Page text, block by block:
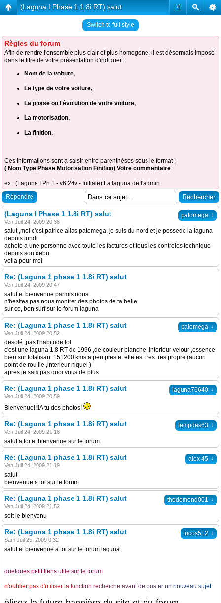
#
(Laguna I Phase 1 1.8i RT) salut
Switch to full style
Règles du forum
Afin de rendre l'ensemble plus clair et plus homogène, il est désormais imposé
dans le titre de votre présentation d'indiquer:
Nom de la voiture,
Le type de votre voiture,
La phase ou l'évolution de votre voiture,
La motorisation,
La finition.
Ces informations sont à saisir entre parenthèses sous le format :
( Nom Type Phase Motorisation Finition) Votre commentaire
ex : (Laguna I Ph 1 - v6 24v - Initiale) La laguna de l'admin.
Répondre
patomega ↓
(Laguna I Phase 1 1.8i RT) salut
Ven Juil 24, 2009 20:38
salut ,moi c'est patrice alias patomega, je suis du nord et je possede la laguna
depuis lundi
acheté a une personne avec toute les factures et tous les controles technique
depuis son debut
voila pour moi
Re: (Laguna 1 phase 1 1.8i RT) salut
Ven Juil 24, 2009 20:47
salut et bienvenue parmis nous
n'hesites pas nous montrer des photos de ta belle
sur ce, bon surf sur le forum laguna
patomega ↓
Re: (Laguna 1 phase 1 1.8i RT) salut
Ven Juil 24, 2009 20:52
desolé ,pas l'habitude lol
c'est une laguna 1.8 RT de 1996 ,de couleur blanche ,interieur velour ,essence
bien sur totalisant 151200 kms a peu pres et elle est tres tres propre (aucun
point de rouille ,interieur niquel )
apres je sais pas quoi vous de plus
laguna76640 ↓
Re: (Laguna 1 phase 1 1.8i RT) salut
Ven Juil 24, 2009 20:59
Bienvenue!!!!A tu des photos!
lempdes63 ↓
Re: (Laguna 1 phase 1 1.8i RT) salut
Ven Juil 24, 2009 21:18
salut a toi et bienvenue sur le forum
alex 45 ↓
Re: (Laguna 1 phase 1 1.8i RT) salut
Ven Juil 24, 2009 21:19
salut
bienvenue a toi sur le forum
thedemond001 ↓
Re: (Laguna 1 phase 1 1.8i RT) salut
Ven Juil 24, 2009 21:52
soit le bienvenu
lucos512 ↓
Re: (Laguna 1 phase 1 1.8i RT) salut
Sam Juil 25, 2009 0:32
salut et bienvenue a toi sur le forum laguna
quelques petit liens utile sur le forum
n'oub ier pas d'uti iser a fonction recherche avant de poster un nouveau sujet